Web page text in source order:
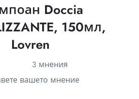
Doccia
150мл,
Lovren
3 мнения
вашето мнение